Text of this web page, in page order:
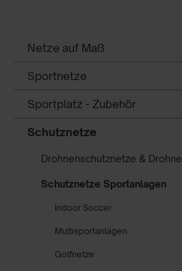
Netze auf Maß
Sportnetze
Sportplatz - Zubehör
Schutznetze
Drohnenschutznetze &
Schutznetze Sportanlagen
Indoor Soccer
Multisportanlagen
Golfnetze